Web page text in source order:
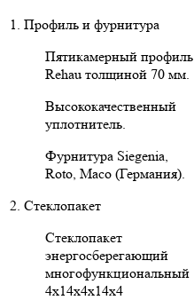
1. Профиль и фурнитура
Пятикамерный профиль
Rehau толщиной 70 мм.
Высококачественный
уплотнитель.
Фурнитура Siegenia,
Roto, Maco (Германия).
2. Стеклопакет
Стеклопакет
энергосберегающий
многофункциональный
4х14х4х14х4